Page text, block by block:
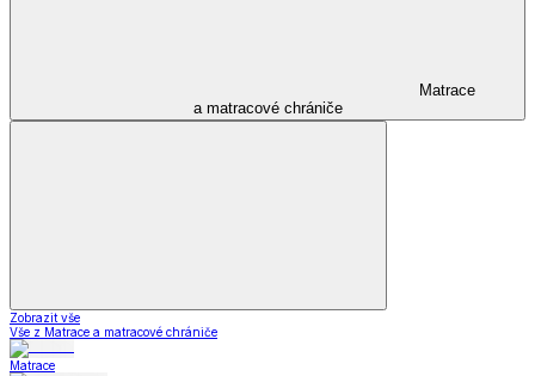
Matrace
a matracové chrániče
Zobrazit vše
Vše z Matrace a matracové chrániče
Matrace